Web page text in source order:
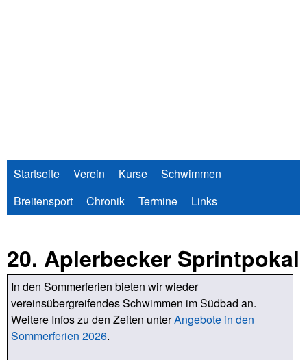
Startseite Verein Kurse
Schwimmen
Breitensport
Chronik Termine Links
20. Aplerbecker Sprintpokal
In den Sommerferien bieten wir wieder
vereinsübergreifendes Schwimmen im Südbad an.
Weitere Infos zu den Zeiten unterAngebote in den
Sommerferien 2026.